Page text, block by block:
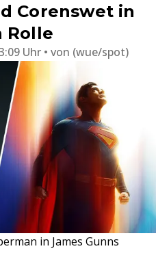
Corenswet in
Rolle
Uhr von (wue/spot)
in James Gunns